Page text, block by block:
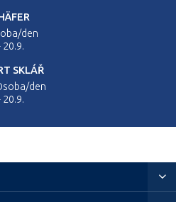
den
20.9.
SKLÁŘ
den
20.9.